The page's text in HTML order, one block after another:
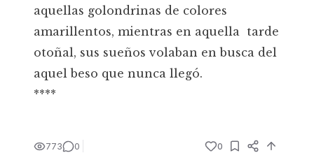
aquellas golondrinas de colores
amarillentos, mientras en aquella tarde
otoñal, sus sueños volaban en busca del
aquel beso que nunca llegó.
****
773 0 0